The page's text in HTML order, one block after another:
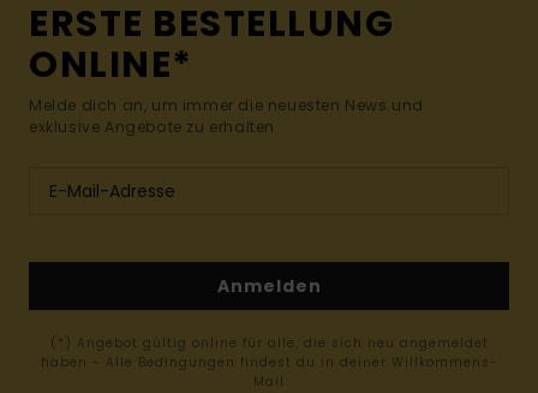
ERSTE BESTELLUNG
ONLINE*
Melde dich an, um immer die neuesten News und
exklusive Angebote zu erhalten.
Anmelden
(*) Angebot gültig online für alle, die sich neu angemeldet
haben - Alle Bedingungen findest du in deiner Willkommens-
Mail